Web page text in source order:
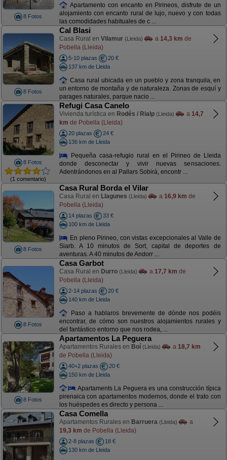
8 Fotos
Apartamento con encanto en Pirineos, disfrute de un
alojamiento con encanto rural de lujo, nuevo y con todas
las comodidades habituales de c ...
8 Fotos
Cal Blasi
Casa Rural en Vilamur (Lleida) a 14,3 km de
Pobella (Lleida)
5-10 plazas
20 €
137 km de Lleida
Casa rural ubicada en un pueblo y zona tranquila, en
un entorno de montaña y de naturaleza. Zonas de esquí y
parages naturales, parque nacio ...
8 Fotos
(1 comentario)
Refugi Casa Canelo
Vivienda turística en Rodés / Rialp (Lleida) a 14,7
km de Pobella (Lleida)
20 plazas
24 €
136 km de Lleida
Pequeña casa-refugio rural en el Pirineo de Lleida
donde desconectar y vivir nuevas sensaciones.
Adentrándonos en al Pallars Sobirà, encontr ...
8 Fotos
Casa Rural Borda el Vilar
Casa Rural en Llagunes (Lleida) a 16,9 km de
Pobella (Lleida)
14 plazas
33 €
100 km de Lleida
En pleno Pirineo, con vistas excepcionales al Valle de
Siarb. A 10 minutos de Sort, capital de deportes de
aventuras. A 40 minutos de Andorr ...
8 Fotos
Casa Garbot
Casa Rural en Durro (Lleida) a 17,7 km de
Pobella (Lleida)
2-14 plazas
20 €
140 km de Lleida
Paso a hablaros brevemente de dónde nos podéis
encontrar, de cómo son nuestros alojamientos rurales y
del fantástico entorno que nos rodea, ...
8 Fotos
Apartamentos La Peguera
Apartamentos Rurales en Boí (Lleida) a 18,7 km
de Pobella (Lleida)
40+2 plazas
20 €
150 km de Lleida
Apartaments La Peguera es una construcción típica
pirenaica con apartamentos modernos, donde el trato con
los huéspedes es directo y persona ...
Casa Comella
Apartamentos Rurales en Barruera (Lleida)
a
19,3 km de Pobella (Lleida)
2-8 plazas
18 €
130 km de Lleida